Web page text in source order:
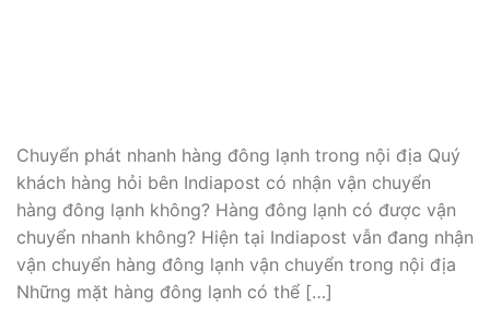
Chuyển phát nhanh hàng đông lạnh trong nội địa Quý
khách hàng hỏi bên Indiapost có nhận vận chuyển
hàng đông lạnh không? Hàng đông lạnh có được vận
chuyển nhanh không? Hiện tại Indiapost vẫn đang nhận
vận chuyển hàng đông lạnh vận chuyển trong nội địa
Những mặt hàng đông lạnh có thể […]